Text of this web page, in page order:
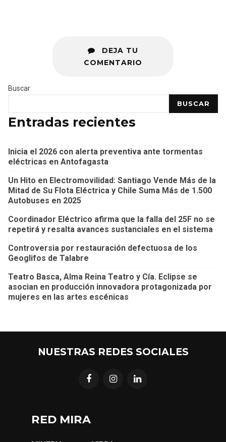
DEJA TU
COMENTARIO
Buscar
BUSCAR
Entradas recientes
Inicia el 2026 con alerta preventiva ante tormentas
eléctricas en Antofagasta
Un Hito en Electromovilidad: Santiago Vende Más de la
Mitad de Su Flota Eléctrica y Chile Suma Más de 1.500
Autobuses en 2025
Coordinador Eléctrico afirma que la falla del 25F no se
repetirá y resalta avances sustanciales en el sistema
Controversia por restauración defectuosa de los
Geoglifos de Talabre
Teatro Basca, Alma Reina Teatro y Cía. Eclipse se
asocian en producción innovadora protagonizada por
mujeres en las artes escénicas
NUESTRAS REDES SOCIALES
RED MIRA